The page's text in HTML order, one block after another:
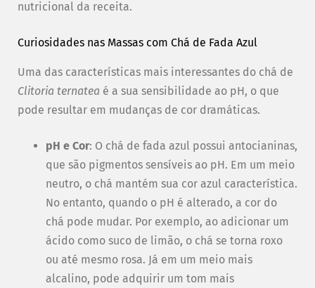
nutricional da receita.
Curiosidades nas Massas com Chá de Fada Azul
Uma das características mais interessantes do chá de
Clitoria ternatea é a sua sensibilidade ao pH, o que
pode resultar em mudanças de cor dramáticas.
pH e Cor: O chá de fada azul possui antocianinas,
que são pigmentos sensíveis ao pH. Em um meio
neutro, o chá mantém sua cor azul característica.
No entanto, quando o pH é alterado, a cor do
chá pode mudar. Por exemplo, ao adicionar um
ácido como suco de limão, o chá se torna roxo
ou até mesmo rosa. Já em um meio mais
alcalino, pode adquirir um tom mais